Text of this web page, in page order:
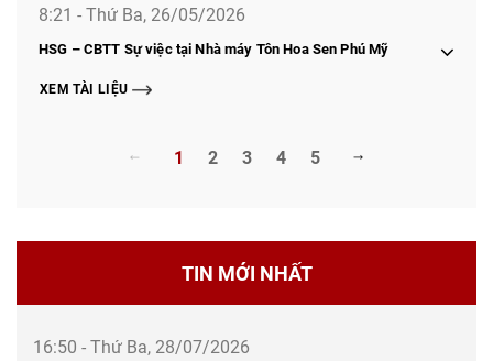
8:21 - Thứ Ba, 26/05/2026
HSG – CBTT Sự việc tại Nhà máy Tôn Hoa Sen Phú Mỹ
XEM TÀI LIỆU
1 2 3 4 5
TIN MỚI NHẤT
16:50 - Thứ Ba, 28/07/2026